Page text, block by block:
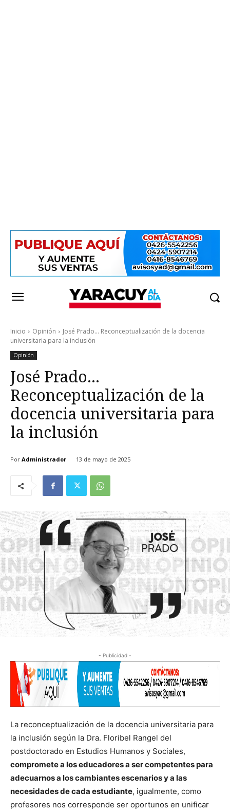
Inicio Opinión
José Prado… Reconceptualización de la docencia
universitaria para la inclusión
Opinión
José Prado…
Reconceptualización de la
docencia universitaria para
la inclusión
Por Administrador 13 de mayo de 2025
- Publicidad -
La reconceptualización de la docencia universitaria para
la inclusión según la Dra. Floribel Rangel del
postdoctorado en Estudios Humanos y Sociales,
compromete a los educadores a ser competentes para
adecuarnos a los cambiantes escenarios y a las
necesidades de cada estudiante, igualmente, como
profesores nos corresponde ser oportunos en unificar